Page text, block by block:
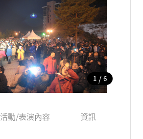
1 / 6
活動/表演內容 資訊